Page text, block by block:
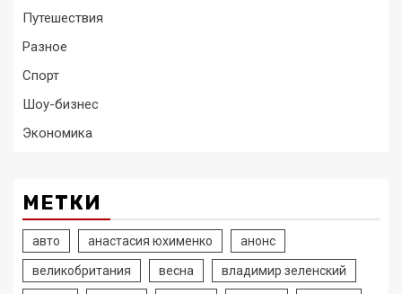
Путешествия
Разное
Спорт
Шоу-бизнес
Экономика
МЕТКИ
авто анастасия юхименко анонс
великобритания весна владимир зеленский